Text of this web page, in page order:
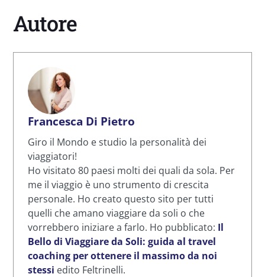
Autore
Francesca Di Pietro
Giro il Mondo e studio la personalità dei
viaggiatori!
Ho visitato 80 paesi molti dei quali da sola. Per
me il viaggio è uno strumento di crescita
personale. Ho creato questo sito per tutti
quelli che amano viaggiare da soli o che
vorrebbero iniziare a farlo. Ho pubblicato: Il
Bello di Viaggiare da Soli: guida al travel
coaching per ottenere il massimo da noi
stessi edito Feltrinelli.